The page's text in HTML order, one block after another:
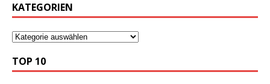
KATEGORIEN
TOP 10